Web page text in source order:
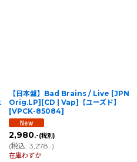
【日本盤】Bad Brains / Live [JPN
Orig.LP][CD | Vap]【ユーズド】
[VPCK-85084]
2,980.-(税別)
(税込: 3,278 .-)
在庫わずか